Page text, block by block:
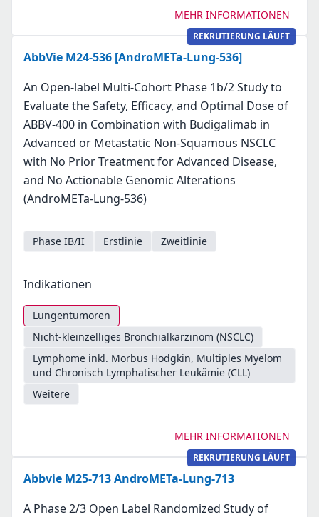
MEHR INFORMATIONEN
REKRUTIERUNG LÄUFT
AbbVie M24-536 [AndroMETa-Lung-536]
An Open-label Multi-Cohort Phase 1b/2 Study to
Evaluate the Safety, Efficacy, and Optimal Dose of
ABBV-400 in Combination with Budigalimab in
Advanced or Metastatic Non-Squamous NSCLC
with No Prior Treatment for Advanced Disease,
and No Actionable Genomic Alterations
(AndroMETa-Lung-536)
Phase IB/II Erstlinie Zweitlinie
Indikationen
Lungentumoren
Nicht-kleinzelliges Bronchialkarzinom (NSCLC)
Lymphome inkl. Morbus Hodgkin, Multiples Myelom
und Chronisch Lymphatischer Leukämie (CLL)
Weitere
MEHR INFORMATIONEN
REKRUTIERUNG LÄUFT
Abbvie M25-713 AndroMETa-Lung-713
A Phase 2/3 Open Label Randomized Study of